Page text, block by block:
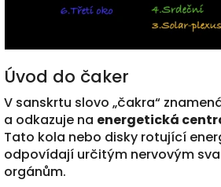
Úvod do čaker
V sanskrtu slovo „čakra“
a odkazuje na energetická
Tato kola nebo disky rotující
odpovídají určitým nervovým
orgánům.